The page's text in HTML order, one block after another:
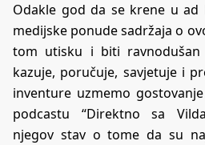
Odakle god da se krene u
medijske ponude sadržaja o
tom utisku i biti
kazuje, poručuje, savjetuje i
inventure uzmemo
podcastu “Direktno sa
njegov stav o tome da su